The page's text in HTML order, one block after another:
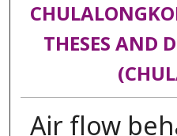
THESES AND
Air flow